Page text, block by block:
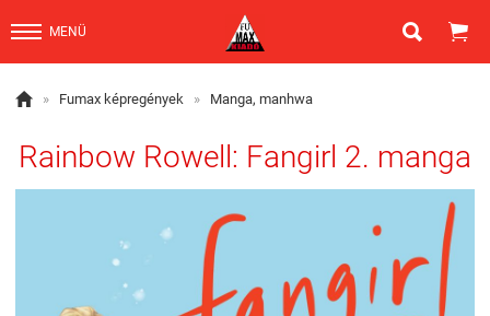
MENÜ  
 » Fumax képregények » Manga, manhwa
Rainbow Rowell: Fangirl 2. manga